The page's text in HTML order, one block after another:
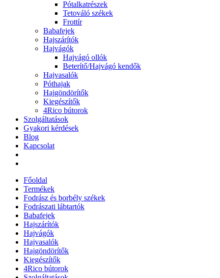
Pótalkatrészek
Tetováló székek
Frottír
Babafejek
Hajszárítók
Hajvágók
Hajvágó ollók
Beterítő/Hajvágó kendők
Hajvasalók
Póthajak
Hajgöndörítők
Kiegészítők
4Rico bútorok
Szolgáltatások
Gyakori kérdések
Blog
Kapcsolat
Főoldal
Termékek
Fodrász és borbély székek
Fodrászati lábtartók
Babafejek
Hajszárítók
Hajvágók
Hajvasalók
Hajgöndörítők
Kiegészítők
4Rico bútorok